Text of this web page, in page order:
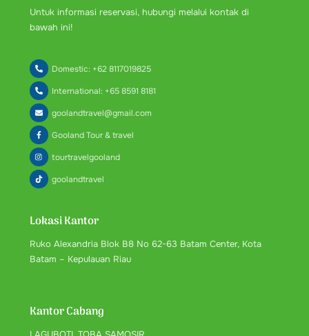
Untuk informasi reservasi, hubungi melalui kontak di
bawah ini!
Domestic: +62 8117019825
International: +65 8591 8181
goolandtravel@gmail.com
Gooland Tour & travel
tourtravelgooland
goolandtravel
Lokasi Kantor
Ruko Alexandria Blok B8 No 62-63 Batam Center, Kota
Batam – Kepulauan Riau
Kantor Cabang